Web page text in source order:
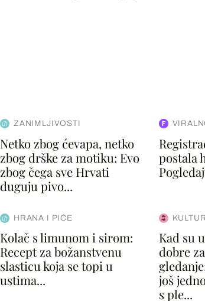
ZANIMLJIVOSTI
Netko zbog ćevapa, netko
zbog drške za motiku: Evo
zbog čega sve Hrvati
duguju pivo...
postala
HRANA I PIĆE
Kolač s limunom i sirom:
Recept za božanstvenu
slasticu koja se topi u
ustima...
Kad su
dobre
još
s ple...